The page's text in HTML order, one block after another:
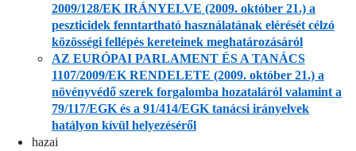
2009/128/EK IRÁNYELVE (2009. október 21.) a
peszticidek fenntartható használatának elérését célzó
közösségi fellépés kereteinek meghatározásáról
AZ EURÓPAI PARLAMENT ÉS A TANÁCS
1107/2009/EK RENDELETE (2009. október 21.) a
növényvédő szerek forgalomba hozataláról valamint a
79/117/EGK és a 91/414/EGK tanácsi irányelvek
hatályon kívül helyezéséről
hazai